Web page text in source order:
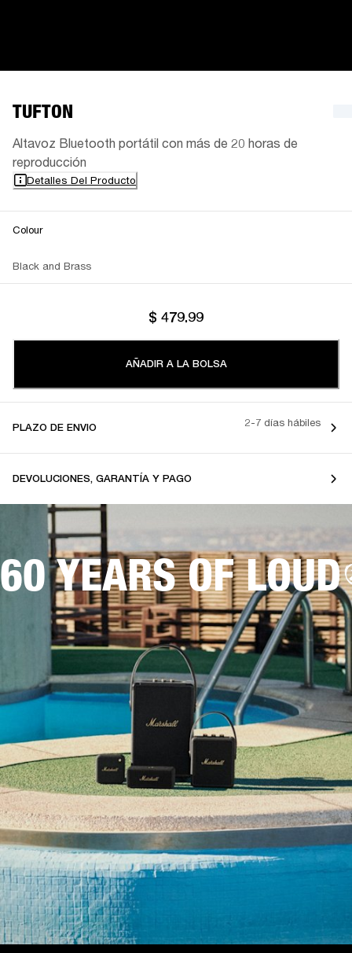
TUFTON
Altavoz Bluetooth portátil con más de 20 horas de
reproducción
Detalles Del Producto
Colour
Black and Brass
$ 479.99
AÑADIR A LA BOLSA
PLAZO DE ENVIO 2-7 días hábiles
DEVOLUCIONES, GARANTÍA Y PAGO
60 YEARS OF LOUD